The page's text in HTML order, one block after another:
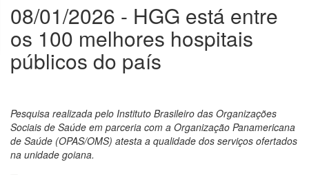
08/01/2026 - HGG está entre
os 100 melhores hospitais
públicos do país
Pesquisa realizada pelo Instituto Brasileiro das Organizações
Sociais de Saúde em parceria com a Organização Panamericana
de Saúde (OPAS/OMS) atesta a qualidade dos serviços ofertados
na unidade goiana.